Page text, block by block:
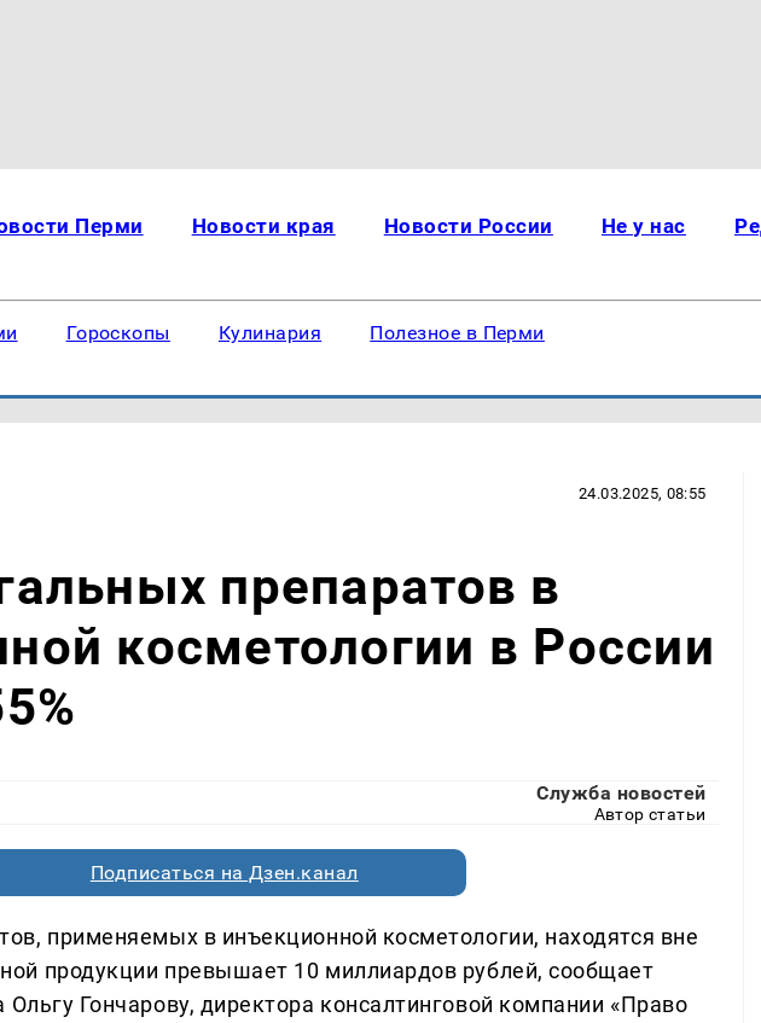
Перми Новости края Новости России Не у нас
Гороскопы Кулинария Полезное в Перми
24.03.2025, 08:55
препаратов в
косметологии в России
Служба новостей
Автор статьи
Подписаться на Дзен.канал
применяемых в инъекционной косметологии, находятся вне
продукции превышает 10 миллиардов рублей, сообщает
Ольгу Гончарову, директора консалтинговой компании «Право